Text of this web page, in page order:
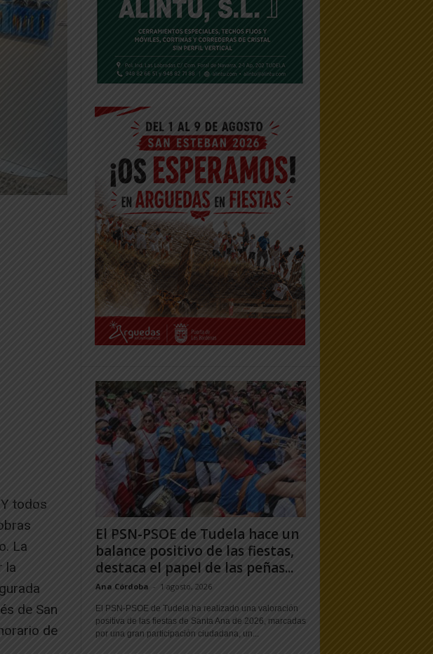
todos
La
la
de San
de
El PSN-PSOE de Tudela hace un
balance positivo de las fiestas,
destaca el papel de las peñas...
Ana Córdoba - 1 agosto, 2026
El PSN-PSOE de Tudela ha realizado una valoración
positiva de las fiestas de Santa Ana de 2026, marcadas
por una gran participación ciudadana, un...